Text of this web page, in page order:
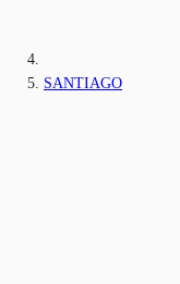
SANTIAGO